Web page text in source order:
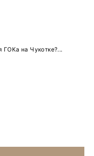
ГОКа на Чукотке?...